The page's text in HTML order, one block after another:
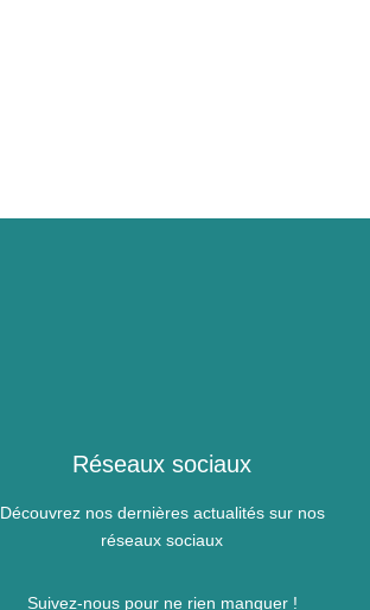
Réseaux sociaux
Découvrez nos dernières actualités sur nos
réseaux sociaux
Suivez-nous pour ne rien manquer !